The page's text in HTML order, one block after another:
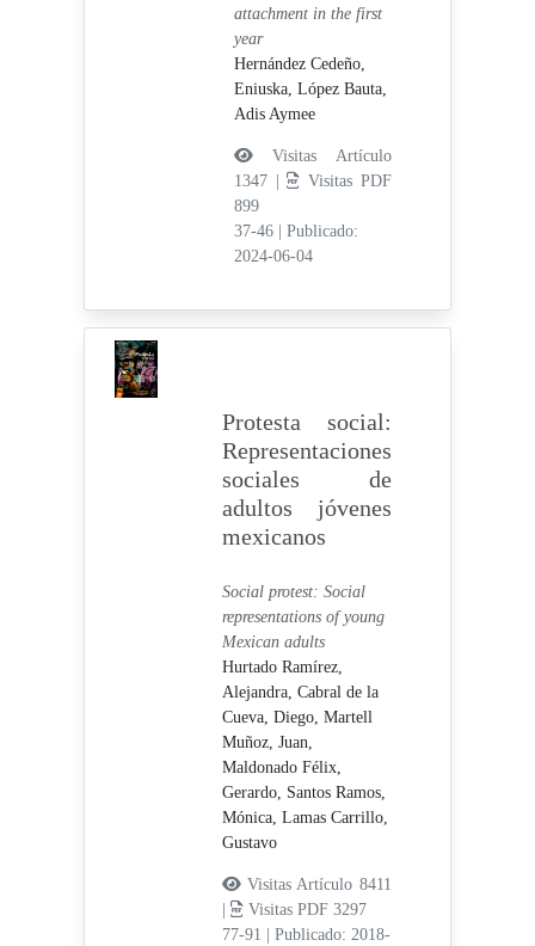
attachment in the first
year
Hernández Cedeño,
Eniuska, López Bauta,
Adis Aymee
Visitas Artículo
1347 |
Visitas PDF
899
37-46
Publicado:
2024-06-04
Protesta social:
Representaciones
sociales de
adultos jóvenes
mexicanos
Social protest: Social
representations of young
Mexican adults
Hurtado Ramírez,
Alejandra, Cabral de la
Cueva, Diego, Martell
Muñoz, Juan,
Maldonado Félix,
Gerardo, Santos Ramos,
Mónica, Lamas Carrillo,
Gustavo
Visitas Artículo 8411
Visitas PDF 3297
77-91
Publicado: 2018-